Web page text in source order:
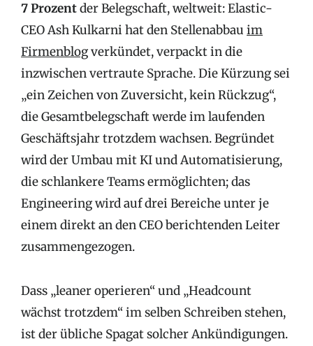
7 Prozentder Belegschaft, weltweit: Elastic-
CEO Ash Kulkarni hat den Stellenabbau im
Firmenblogverkündet, verpackt in die
inzwischen vertraute Sprache. Die Kürzung sei
„ein Zeichen von Zuversicht, kein Rückzug“,
die Gesamtbelegschaft werde im laufenden
Geschäftsjahr trotzdem wachsen. Begründet
wird der Umbau mit KI und Automatisierung,
die schlankere Teams ermöglichten; das
Engineering wird auf drei Bereiche unter je
einem direkt an den CEO berichtenden Leiter
zusammengezogen.
Dass „leaner operieren“ und „Headcount
wächst trotzdem“ im selben Schreiben stehen,
ist der übliche Spagat solcher Ankündigungen.